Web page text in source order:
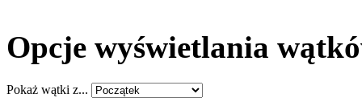
Opcje wyświetlania
Pokaż wątki z...